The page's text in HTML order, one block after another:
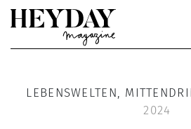
LEBENSWELTEN,
2024